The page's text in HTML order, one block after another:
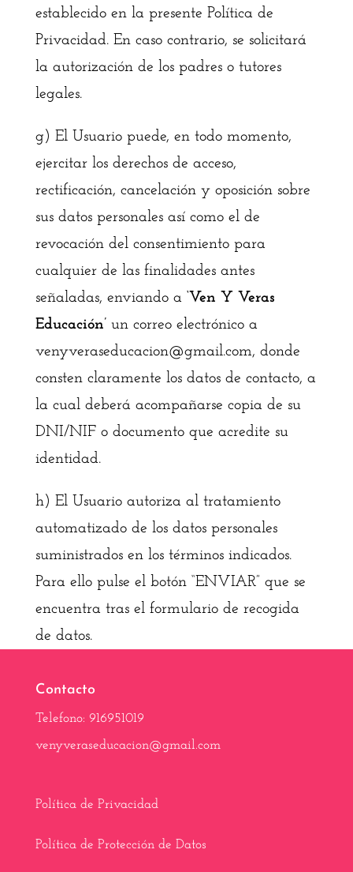
establecido en la presente Política de
Privacidad. En caso contrario, se solicitará
la autorización de los padres o tutores
legales.
g) El Usuario puede, en todo momento,
ejercitar los derechos de acceso,
rectificación, cancelación y oposición sobre
sus datos personales así como el de
revocación del consentimiento para
cualquier de las finalidades antes
señaladas, enviando a ‘Ven Y Veras
Educación’ un correo electrónico a
venyveraseducacion@gmail.com, donde
consten claramente los datos de contacto, a
la cual deberá acompañarse copia de su
DNI/NIF o documento que acredite su
identidad.
h) El Usuario autoriza al tratamiento
automatizado de los datos personales
suministrados en los términos indicados.
Para ello pulse el botón “ENVIAR” que se
encuentra tras el formulario de recogida
de datos.
Contacto
Telefono: 916951019
venyveraseducacion@gmail.com
Política de Privacidad
Política de Protección de Datos